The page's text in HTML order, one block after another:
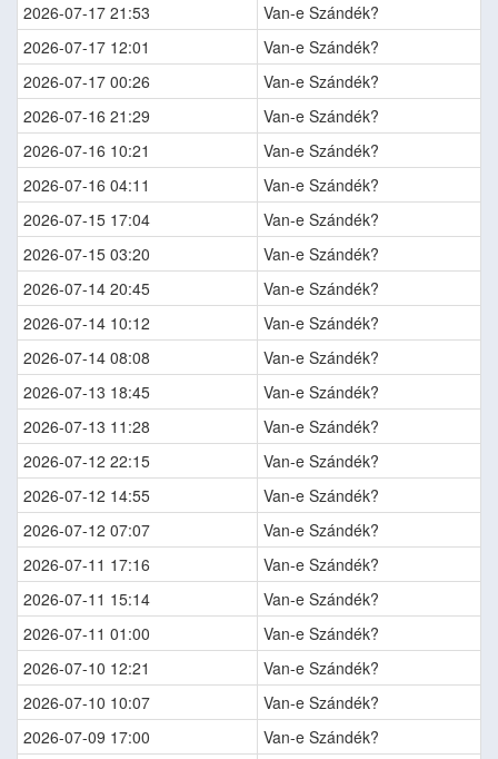
2026-07-17 21:53
Van-e Szándék?
2026-07-17 12:01
Van-e Szándék?
2026-07-17 00:26
Van-e Szándék?
2026-07-16 21:29
Van-e Szándék?
2026-07-16 10:21
Van-e Szándék?
2026-07-16 04:11
Van-e Szándék?
2026-07-15 17:04
Van-e Szándék?
2026-07-15 03:20
Van-e Szándék?
2026-07-14 20:45
Van-e Szándék?
2026-07-14 10:12
Van-e Szándék?
2026-07-14 08:08
Van-e Szándék?
2026-07-13 18:45
Van-e Szándék?
2026-07-13 11:28
Van-e Szándék?
2026-07-12 22:15
Van-e Szándék?
2026-07-12 14:55
Van-e Szándék?
2026-07-12 07:07
Van-e Szándék?
2026-07-11 17:16
Van-e Szándék?
2026-07-11 15:14
Van-e Szándék?
2026-07-11 01:00
Van-e Szándék?
2026-07-10 12:21
Van-e Szándék?
2026-07-10 10:07
Van-e Szándék?
2026-07-09 17:00
Van-e Szándék?